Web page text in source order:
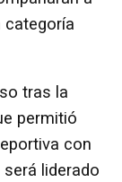
categoría
tras la
permitió
con
liderado